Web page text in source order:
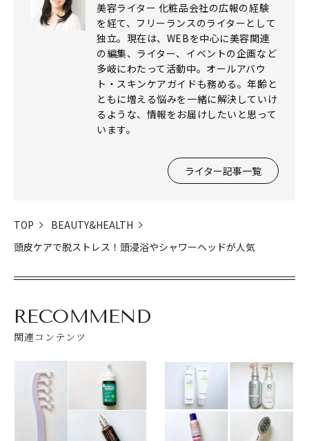
美容ライター 化粧品会社の広報の経験
を経て、フリーランスのライターとして
独立。現在は、WEBを中心に美容関連
の編集、ライター、イベントの企画など
多岐にわたって活動中。オールアバウ
ト・スキンケアガイドも務める。年齢と
ともに増える悩みを一緒に解決していけ
るような、情報をお届けしたいと思って
います。
ライター記事一覧
TOP
BEAUTY&HEALTH
頭皮ケアで脱ストレス！頭浸浴やシャワーヘッドが人気
RECOMMEND
関連コンテンツ